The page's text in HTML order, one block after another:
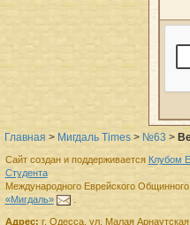
Главная > Мигдаль Times > №63 >
Сайт создан и поддерживается Клубом
Студента
Международного Еврейского
«Мигдаль»
.
Адрес: г. Одесса, ул. Малая